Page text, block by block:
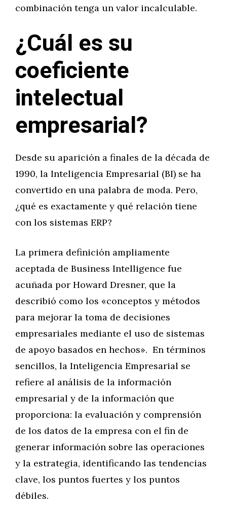
combinación tenga un valor incalculable.
¿Cuál es su
coeficiente
intelectual
empresarial?
Desde su aparición a finales de la década de
1990, la Inteligencia Empresarial (BI) se ha
convertido en una palabra de moda. Pero,
¿qué es exactamente y qué relación tiene
con los sistemas ERP?
La primera definición ampliamente
aceptada de Business Intelligence fue
acuñada por Howard Dresner, que la
describió como los «conceptos y métodos
para mejorar la toma de decisiones
empresariales mediante el uso de sistemas
de apoyo basados en hechos». En términos
sencillos, la Inteligencia Empresarial se
refiere al análisis de la información
empresarial y de la información que
proporciona: la evaluación y comprensión
de los datos de la empresa con el fin de
generar información sobre las operaciones
y la estrategia, identificando las tendencias
clave, los puntos fuertes y los puntos
débiles.